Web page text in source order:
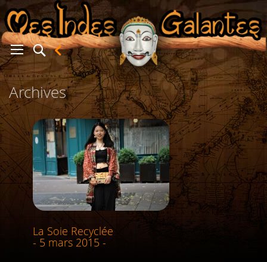
Archives
La Soie Recyclée
- 5 mars 2015 -